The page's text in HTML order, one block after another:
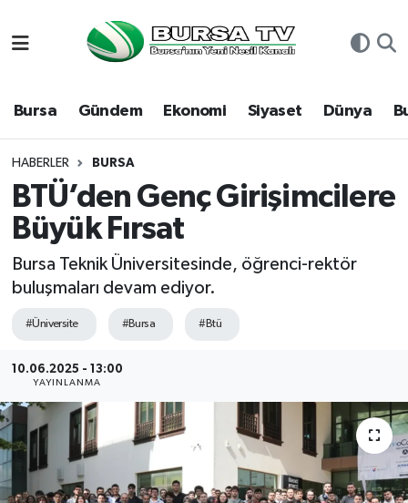
Bursa Gündem Ekonomi Siyaset Dünya
HABERLER BURSA
BTÜ’den Genç Girişimcilere
Büyük Fırsat
Bursa Teknik Üniversitesinde, öğrenci-rektör
buluşmaları devam ediyor.
#Üniversite #Bursa #Btü
10.06.2025 - 13:00
YAYINLANMA
Bursa
Dünya
Eğitim
Ekonomi
Genel
Sağlık
Siyaset
Hava Durumu
Namaz Vakitleri
Trafik Durumu
Süper Lig Puan Durumu ve Fikstür
Tüm Manşetler